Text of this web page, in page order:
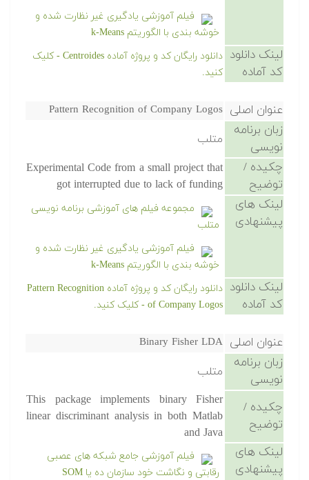
فیلم آموزشی یادگیری غیر نظارت شده و
خوشه بندی با الگوریتم k-Means
لینک دانلود
کد آماده
دانلود رایگان کد و پروژه آماده Centroides - کلیک
کنید.
عنوان اصلی Pattern Recognition of Company Logos
زبان برنامه
نویسی
متلب
چکیده /
توضیح
Experimental Code from a small project that
got interrupted due to lack of funding
لینک های
پیشنهادی
مجموعه فیلم های آموزشی برنامه نویسی
متلب
فیلم آموزشی یادگیری غیر نظارت شده و
خوشه بندی با الگوریتم k-Means
لینک دانلود
کد آماده
دانلود رایگان کد و پروژه آماده Pattern Recognition
of Company Logos - کلیک کنید.
عنوان اصلی Binary Fisher LDA
زبان برنامه
نویسی
متلب
چکیده /
توضیح
This package implements binary Fisher
linear discriminant analysis in both Matlab
and Java
لینک های
پیشنهادی
فیلم آموزشی جامع شبکه های عصبی
رقابتی و نگاشت خود سازمان ده یا SOM